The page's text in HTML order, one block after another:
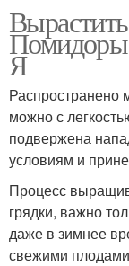
Помидоры
Я
Распространено
можно с
подвержена
условиям и
Процесс
грядки, важно
даже в зимнее
свежими